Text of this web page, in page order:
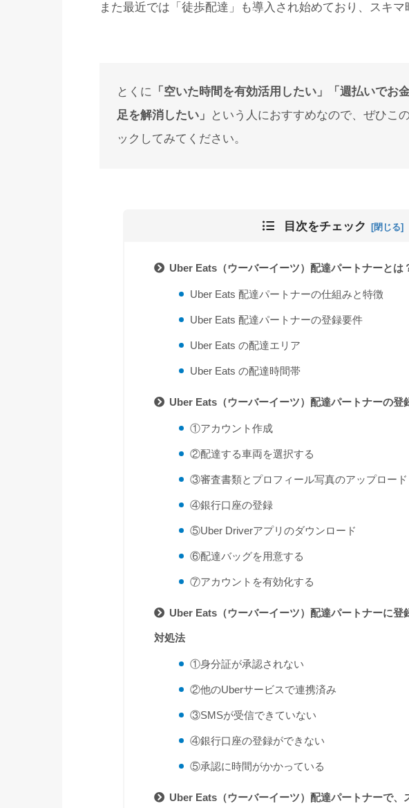
また最近では「徒歩配達」も導入され始めており、スキマ
とくに 「空いた時間を有効活用したい」「週払いでお
足を解消したい」
という人におすすめなので、ぜひこ
ックしてみてください。
目次をチェック
Uber Eats（ウーバーイーツ）配達パートナーとは
Uber Eats 配達パートナーの仕組みと特徴
Uber Eats 配達パートナーの登録要件
Uber Eats の配達エリア
Uber Eats の配達時間帯
Uber Eats（ウーバーイーツ）配達パートナーの登
①アカウント作成
②配達する車両を選択する
③審査書類とプロフィール写真のアップロード
④銀行口座の登録
⑤Uber Driverアプリのダウンロード
⑥配達バッグを用意する
⑦アカウントを有効化する
Uber Eats（ウーバーイーツ）配達パートナーに登
対処法
①身分証が承認されない
②他のUberサービスで連携済み
③SMSが受信できていない
④銀行口座の登録ができない
⑤承認に時間がかかっている
Uber Eats（ウーバーイーツ）配達パートナーで、